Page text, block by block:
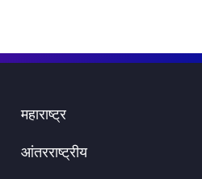
महाराष्ट्र
आंतरराष्ट्रीय